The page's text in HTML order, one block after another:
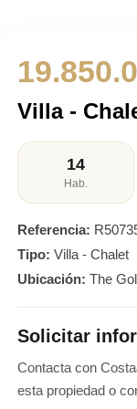
Villa -
14
Hab.
Referencia:
Tipo: Villa - Chalet
Ubicación: The
Solicitar
Contacta con
esta propiedad o